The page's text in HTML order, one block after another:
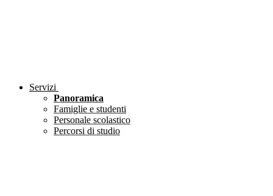
Servizi
Panoramica
Famiglie e studenti
Personale scolastico
Percorsi di studio